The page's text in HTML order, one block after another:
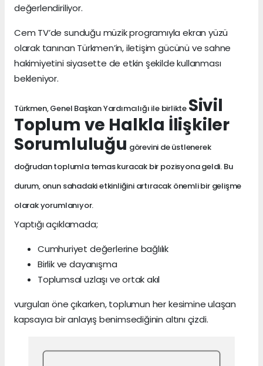
değerlendiriliyor.
Cem TV’de sunduğu müzik programıyla ekran yüzü
olarak tanınan Türkmen’in, iletişim gücünü ve sahne
hakimiyetini siyasette de etkin şekilde kullanması
bekleniyor.
Türkmen, Genel Başkan Yardımcılığı ile birlikte Sivil
Toplum ve Halkla İlişkiler
Sorumluluğu görevini de üstlenerek
doğrudan toplumla temas kuracak bir pozisyona geldi. Bu
durum, onun sahadaki etkinliğini artıracak önemli bir gelişme
olarak yorumlanıyor.
Yaptığı açıklamada;
Cumhuriyet değerlerine bağlılık
Birlik ve dayanışma
Toplumsal uzlaşı ve ortak akıl
vurguları öne çıkarken, toplumun her kesimine ulaşan
kapsayıcı bir anlayış benimsediğinin altını çizdi.